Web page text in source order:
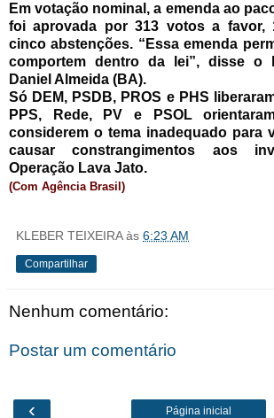
Em votação nominal, a emenda ao
foi aprovada por 313 votos a favor,
cinco abstenções. “Essa emenda
comportem dentro da lei”, disse o
Daniel Almeida (BA).
Só DEM, PSDB, PROS e PHS
PPS, Rede, PV e PSOL
considerem o tema inadequado para
causar constrangimentos aos
Operação Lava Jato.
(Com Agência Brasil)
KLEBER TEIXEIRA às 6:23 AM
Compartilhar
Nenhum comentário:
Postar um comentário
‹ Página inicial